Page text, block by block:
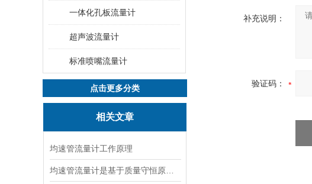
一体化孔板流量计
超声波流量计
标准喷嘴流量计
点击更多分类
相关文章
均速管流量计工作原理
补充说明：
验证码：